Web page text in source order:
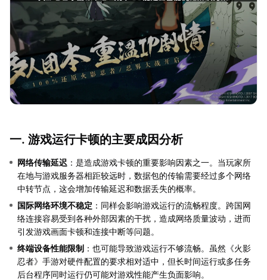
一. 游戏运行卡顿的主要成因分析
网络传输延迟 ：是造成游戏卡顿的重要影响因素之一。当玩家所
在地与游戏服务器相距较远时，数据包的传输需要经过多个网络
中转节点，这会增加传输延迟和数据丢失的概率。
国际网络环境不稳定 ：同样会影响游戏运行的流畅程度。跨国网
络连接容易受到各种外部因素的干扰，造成网络质量波动，进而
引发游戏画面卡顿和连接中断等问题。
终端设备性能限制 ：也可能导致游戏运行不够流畅。虽然《火影
忍者》手游对硬件配置的要求相对适中，但长时间运行或多任务
后台程序同时运行仍可能对游戏性能产生负面影响。